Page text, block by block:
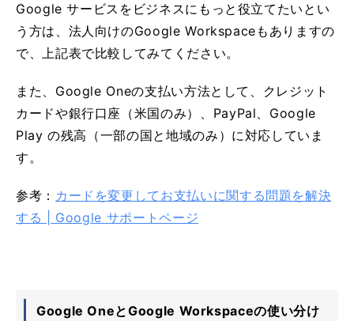
Google サービスをビジネスにもっと役立てたいとい
う方は、法人向けのGoogle Workspaceもありますの
で、上記表で比較してみてください。
また、Google Oneの支払い方法として、クレジット
カードや銀行口座（米国のみ）、PayPal、Google
Play の残高（一部の国と地域のみ）に対応していま
す。
参考： カードを変更してお支払いに関する問題を解決
する | Google サポートページ
Google OneとGoogle Workspaceの使い分け